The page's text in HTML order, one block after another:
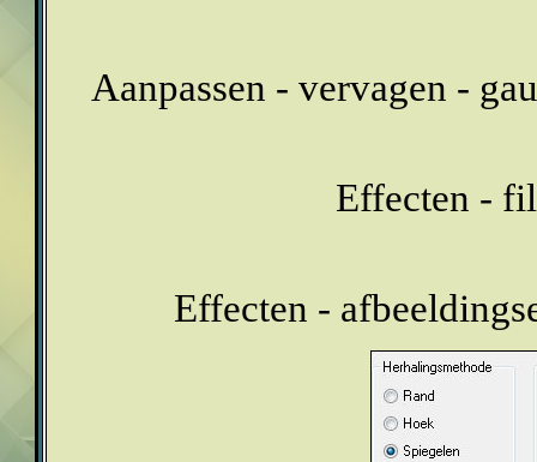
Aanpassen - vervagen -
Effecten -
Effecten -